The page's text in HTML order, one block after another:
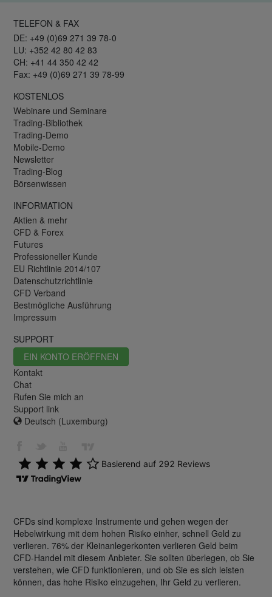
TELEFON & FAX
DE: +49 (0)69 271 39 78-0
LU: +352 42 80 42 83
CH: +41 44 350 42 42
Fax: +49 (0)69 271 39 78-99
KOSTENLOS
Webinare und Seminare
Trading-Bibliothek
Trading-Demo
Mobile-Demo
Newsletter
Trading-Blog
Börsenwissen
INFORMATION
Aktien & mehr
CFD & Forex
Futures
Professioneller Kunde
EU Richtlinie 2014/107
Datenschutzrichtlinie
CFD Verband
Bestmögliche Ausführung
Impressum
SUPPORT
EIN KONTO ERÖFFNEN
Kontakt
Chat
Rufen Sie mich an
Support link
Deutsch (Luxemburg)
CFDs sind komplexe Instrumente und gehen wegen der
Hebelwirkung mit dem hohen Risiko einher, schnell Geld zu
verlieren. 76% der Kleinanlegerkonten verlieren Geld beim
CFD-Handel mit diesem Anbieter. Sie sollten überlegen, ob Sie
verstehen, wie CFD funktionieren, und ob Sie es sich leisten
können, das hohe Risiko einzugehen, Ihr Geld zu verlieren.